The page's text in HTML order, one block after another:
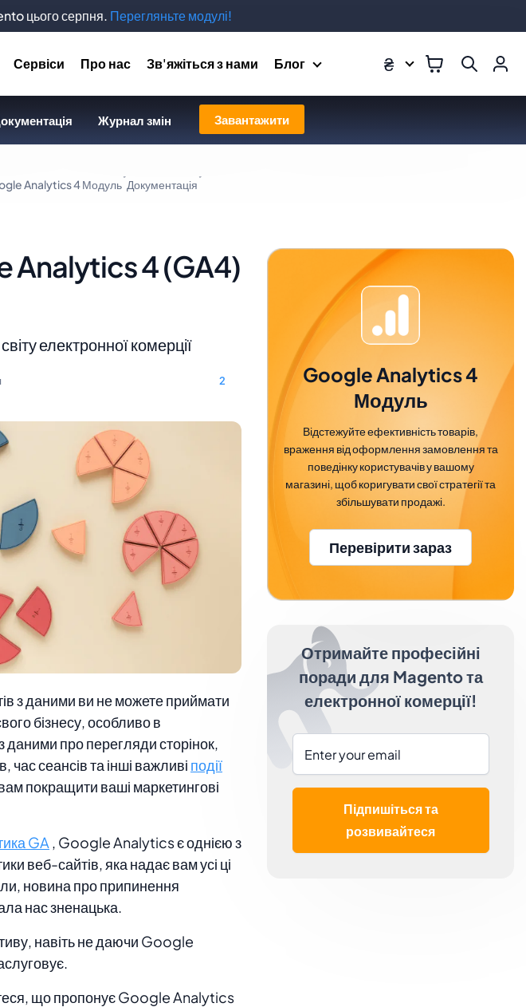
Сервіси Про нас Зв'яжіться з нами Блог ₴
Журнал змін Завантажити
Analytics 4 Модуль Документація
Analytics 4 (GA4)
електронної комерції
2
з даними ви не можете приймати
бізнесу, особливо в
даними про перегляди сторінок,
сеансів та інші важливі події
покращити ваші маркетингові
GA , Google Analytics є однією з
веб-сайтів, яка надає вам усі ці
новина про припинення
нас зненацька.
навіть не даючи Google
що пропонує Google Analytics
Google Analytics 4
Модуль
Відстежуйте ефективність товарів,
враження від оформлення замовлення та
поведінку користувачів у вашому
магазині, щоб коригувати свої стратегії та
збільшувати продажі.
Перевірити зараз
Отримайте професійні
поради для Magento та
електронної комерції!
Підпишіться та
розвивайтеся
цього серпня. Перегляньте модулі!